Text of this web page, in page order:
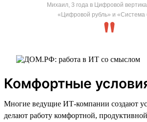
Михаил, 3 года в Цифровой
«Цифровой рубль» и «Система
Комфортные
Многие ведущие ИТ-компании создают
делают работу комфортной,